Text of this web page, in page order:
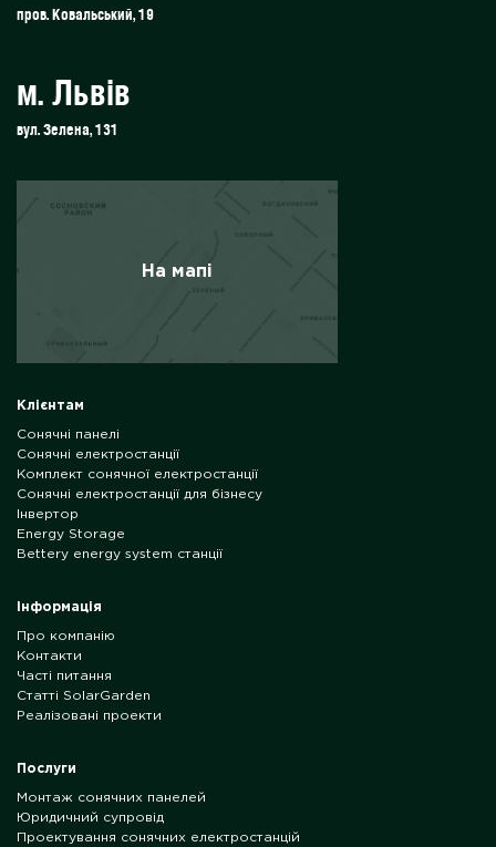
пров. Ковальський, 19
м. Львів
вул. Зелена, 131
На мапі
Клієнтам
Сонячні панелі
Сонячні електростанції
Комплект сонячної електростанції
Сонячні електростанції для бізнесу
Інвертор
Energy Storage
Bettery energy system станції
Інформація
Про компанію
Контакти
Часті питання
Статті SolarGarden
Реалізовані проекти
Послуги
Монтаж сонячних панелей
Юридичний супровід
Проектування сонячних електростанцій